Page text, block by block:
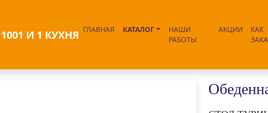
ГЛАВНАЯ КАТАЛОГ
НАШИ
РАБОТЫ
АКЦИИ
КАК